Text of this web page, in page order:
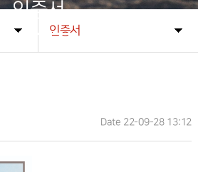
인증서
인증서
Date 22-09-28 13:12